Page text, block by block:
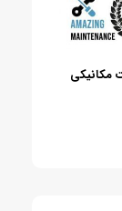
مکانیکی